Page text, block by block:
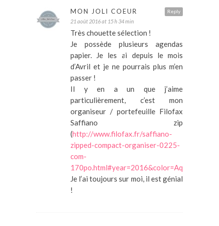
Reply
MON JOLI COEUR
21 août 2016 at 15 h 34 min
Très chouette sélection !
Je possède plusieurs agendas
papier. Je les ai depuis le mois
d’Avril et je ne pourrais plus m’en
passer !
Il y en a un que j’aime
particulièrement, c’est mon
organiseur / portefeuille Filofax
Saffiano zip
(http://www.filofax.fr/saffiano-
zipped-compact-organiser-0225-
com-
170po.html#year=2016&color=Aquamarine
Je l’ai toujours sur moi, il est génial
!